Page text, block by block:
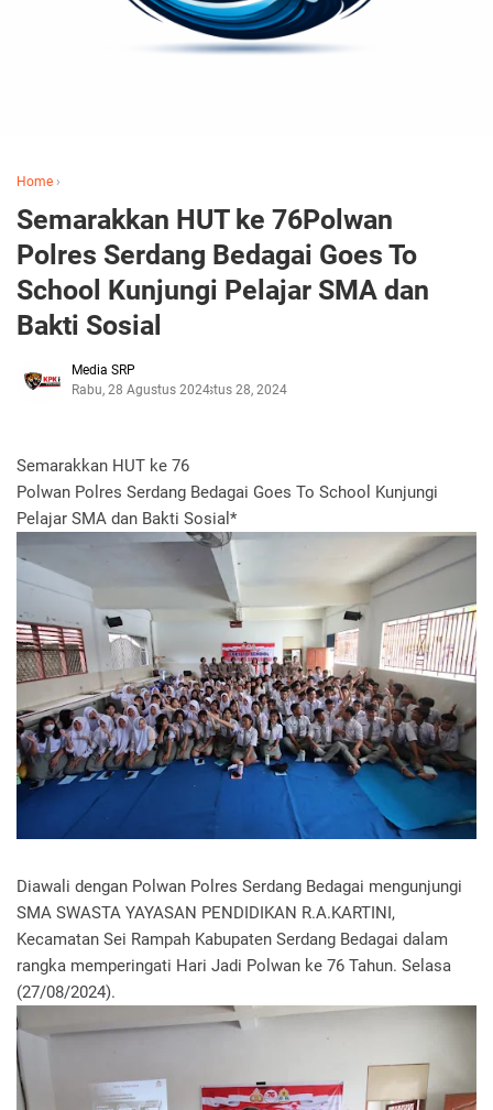
Home ›
Semarakkan HUT ke 76Polwan
Polres Serdang Bedagai Goes To
School Kunjungi Pelajar SMA dan
Bakti Sosial
Media SRP
Rabu, 28 Agustus 2024Agustus 28, 2024
Semarakkan HUT ke 76
Polwan Polres Serdang Bedagai Goes To School Kunjungi
Pelajar SMA dan Bakti Sosial*
Diawali dengan Polwan Polres Serdang Bedagai mengunjungi
SMA SWASTA YAYASAN PENDIDIKAN R.A.KARTINI,
Kecamatan Sei Rampah Kabupaten Serdang Bedagai dalam
rangka memperingati Hari Jadi Polwan ke 76 Tahun. Selasa
(27/08/2024).